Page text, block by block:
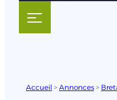
Accueil > Annonces >